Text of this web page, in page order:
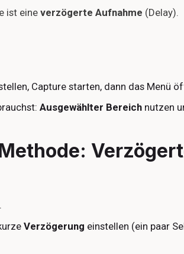
ist eine verzögerte Aufnahme (Delay).
Capture starten, dann das Menü
Ausgewählter Bereich nutzen
Verzögerung einstellen (ein paar